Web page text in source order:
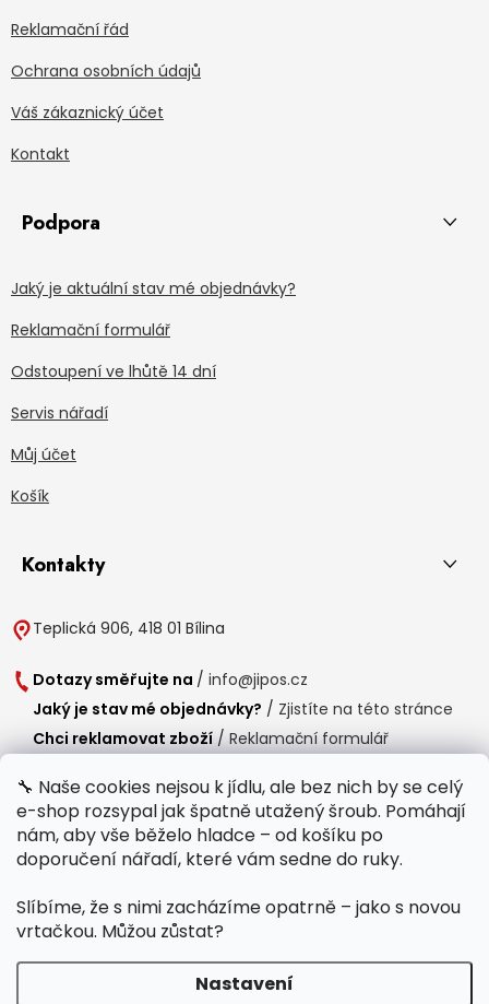
🔧 Naše cookies nejsou k jídlu, ale bez nich by se celý
e-shop rozsypal jak špatně utažený šroub. Pomáhají
nám, aby vše běželo hladce – od košíku po
doporučení nářadí, které vám sedne do ruky.
Slíbíme, že s nimi zacházíme opatrně – jako s novou
vrtačkou. Můžou zůstat?
Nastavení
Reklamační řád
Ochrana osobních údajů
Váš zákaznický účet
Kontakt
Podpora
Jaký je aktuální stav mé objednávky?
Reklamační formulář
Odstoupení ve lhůtě 14 dní
Servis nářadí
Můj účet
Košík
Kontakty
Teplická 906, 418 01 Bílina
Dotazy směřujte na / info@jipos.cz
Jaký je stav mé objednávky? / Zjistíte na této stránce
Chci reklamovat zboží / Reklamační formulář
Provozní doba
Po-Čt / 8:00 - 15:00
Polední přestávka /11:00 - 11:30